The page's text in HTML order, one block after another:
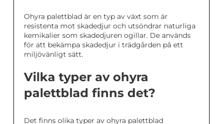
Ohyra palettblad är en typ av växt som är
resistenta mot skadedjur och utsöndrar naturliga
kemikalier som skadedjuren ogillar. De används
för att bekämpa skadedjur i trädgården på ett
miljövänligt sätt.
Vilka typer av ohyra
palettblad finns det?
Det finns olika typer av ohyra palettblad